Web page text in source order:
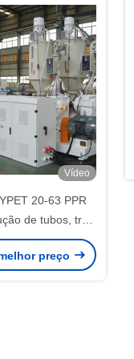
Vídeo
20-63 PPR
de tubos, três
PE 20-1200mm
de tubos
preço